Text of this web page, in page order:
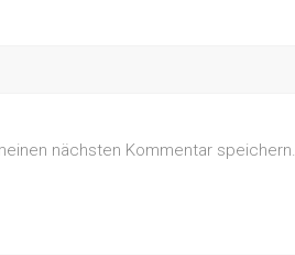
nächsten Kommentar speichern.